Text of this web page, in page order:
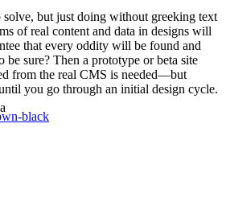
but just doing without greeking text
of real content and data in designs will
that every oddity will be found and
sure? Then a prototype or beta site
from the real CMS is needed—but
you go through an initial design cycle.